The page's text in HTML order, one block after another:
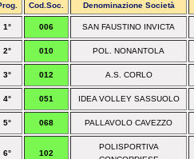
Cod.Soc. Denominazione Società
1° 006 SAN FAUSTINO INVICTA
2° 010 POL. NONANTOLA
3° 012 A.S. CORLO
4° 051 IDEA VOLLEY SASSUOLO
5° 068 PALLAVOLO CAVEZZO
6° 102
POLISPORTIVA